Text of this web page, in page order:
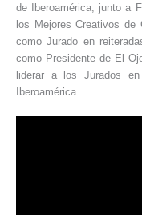
de Iberoamérica, junto a
los Mejores Creativos de
como Jurado en
como Presidente de El
liderar a los Jurados
Iberoamérica.